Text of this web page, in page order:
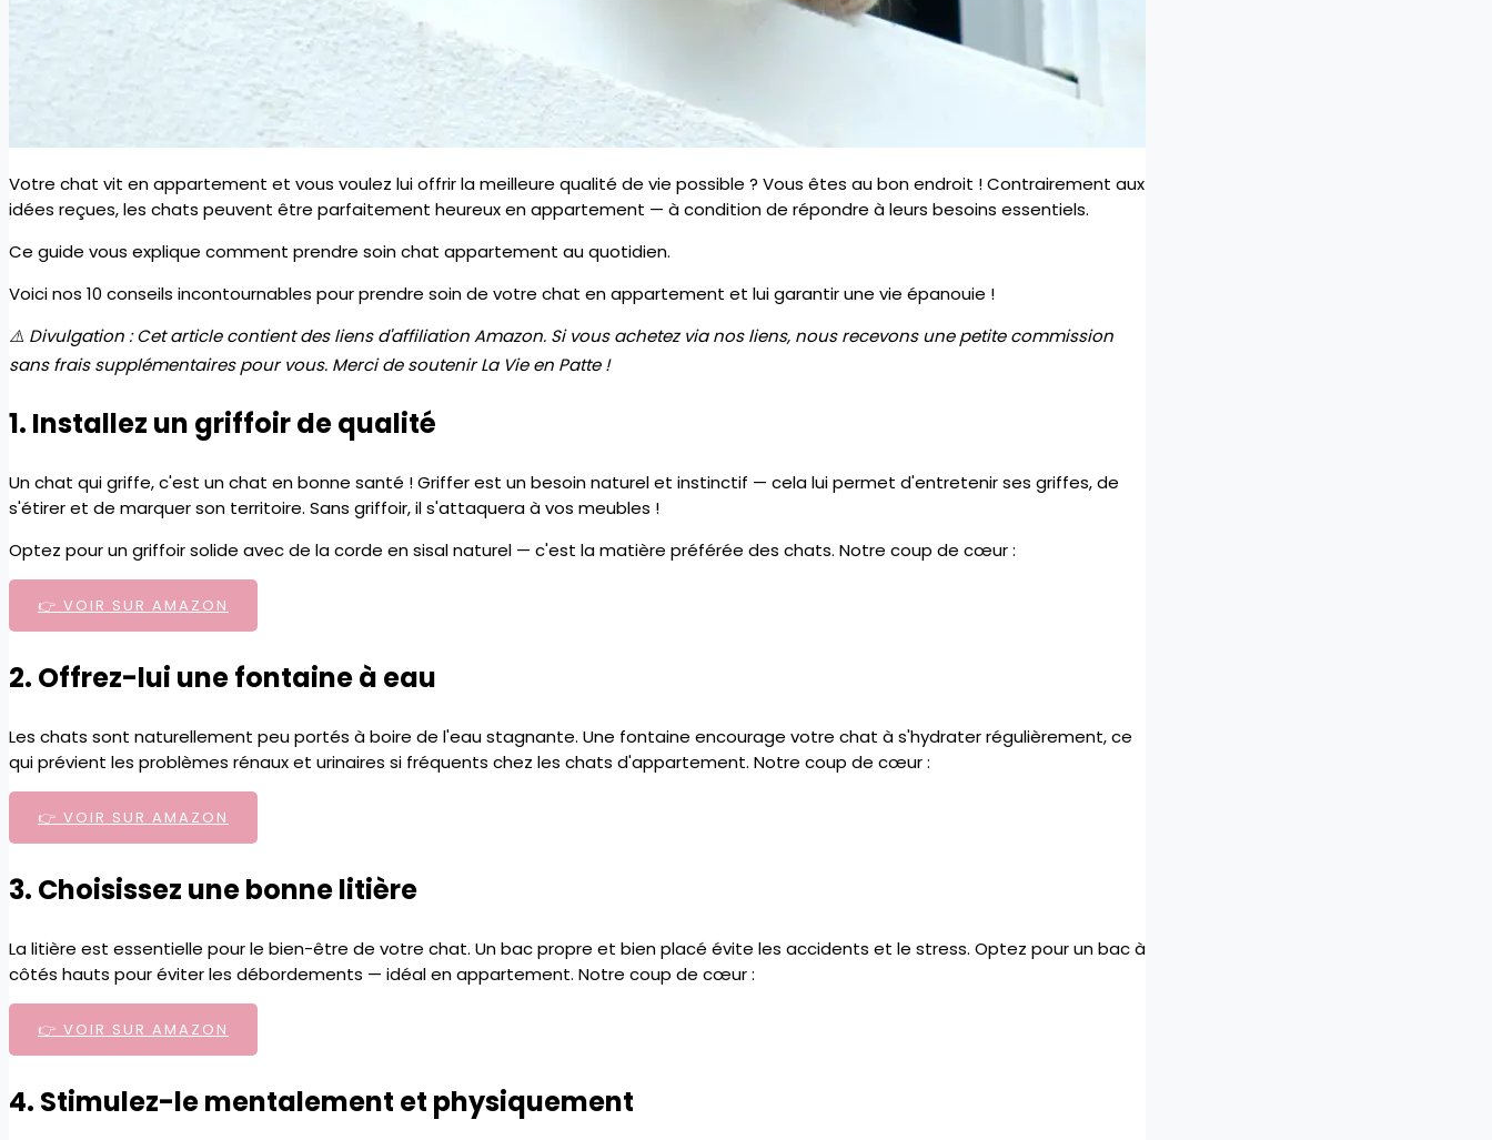
Votre chat vit en appartement et vous voulez lui offrir la meilleure qualité de vie possible ? Vous êtes au bon endroit ! Contrairement aux
idées reçues, les chats peuvent être parfaitement heureux en appartement — à condition de répondre à leurs besoins essentiels.
Ce guide vous explique comment prendre soin chat appartement au quotidien.
Voici nos 10 conseils incontournables pour prendre soin de votre chat en appartement et lui garantir une vie épanouie !
⚠️ Divulgation : Cet article contient des liens d'affiliation Amazon. Si vous achetez via nos liens, nous recevons une petite commission
sans frais supplémentaires pour vous. Merci de soutenir La Vie en Patte !
1. Installez un griffoir de qualité
Un chat qui griffe, c'est un chat en bonne santé ! Griffer est un besoin naturel et instinctif — cela lui permet d'entretenir ses griffes, de
s'étirer et de marquer son territoire. Sans griffoir, il s'attaquera à vos meubles !
Optez pour un griffoir solide avec de la corde en sisal naturel — c'est la matière préférée des chats. Notre coup de cœur :
👉 VOIR SUR AMAZON
2. Offrez-lui une fontaine à eau
Les chats sont naturellement peu portés à boire de l'eau stagnante. Une fontaine encourage votre chat à s'hydrater régulièrement, ce
qui prévient les problèmes rénaux et urinaires si fréquents chez les chats d'appartement. Notre coup de cœur :
👉 VOIR SUR AMAZON
3. Choisissez une bonne litière
La litière est essentielle pour le bien-être de votre chat. Un bac propre et bien placé évite les accidents et le stress. Optez pour un bac à
côtés hauts pour éviter les débordements — idéal en appartement. Notre coup de cœur :
👉 VOIR SUR AMAZON
4. Stimulez-le mentalement et physiquement